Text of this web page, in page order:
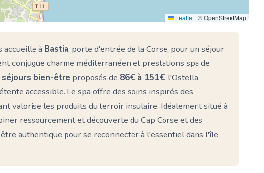
Leaflet | © OpenStreetMap
accueille à Bastia, porte d'entrée de la Corse, pour un séjour
conjugue charme méditerranéen et prestations spa de
séjours bien-être proposés de 86€ à 151€, l'Ostella
accessible. Le spa offre des soins inspirés des
valorise les produits du terroir insulaire. Idéalement situé à
ressourcement et découverte du Cap Corse et des
authentique pour se reconnecter à l'essentiel dans l'île